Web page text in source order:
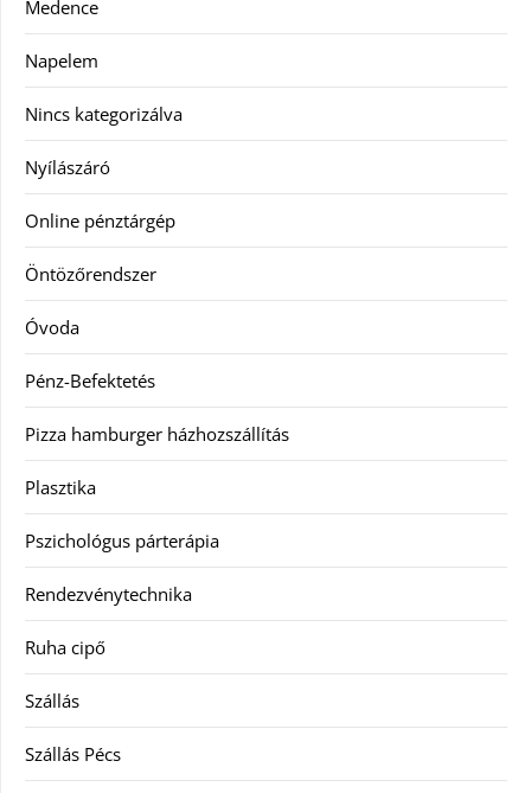
Medence
Napelem
Nincs kategorizálva
Nyílászáró
Online pénztárgép
Öntözőrendszer
Óvoda
Pénz-Befektetés
Pizza hamburger házhozszállítás
Plasztika
Pszichológus párterápia
Rendezvénytechnika
Ruha cipő
Szállás
Szállás Pécs